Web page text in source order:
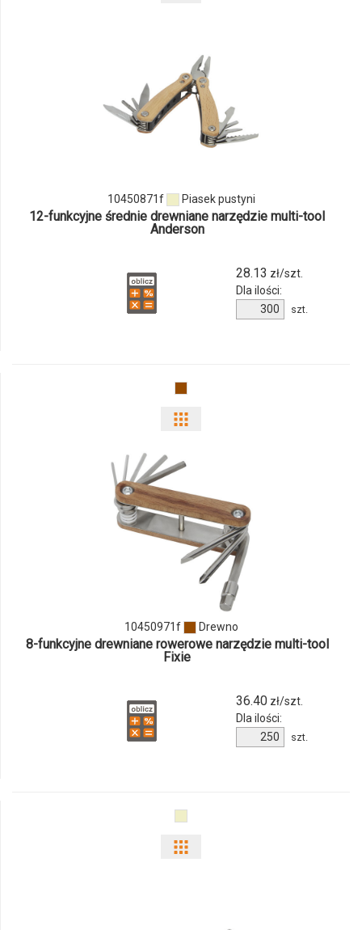
ilości
produktu
10450871f
10450871f Piasek pustyni
12-funkcyjne średnie drewniane narzędzie multi-tool
Anderson
28.13 zł/szt.
Dla ilości:
produktu
szt.
ilości
produktu
10450971f
10450971f Drewno
8-funkcyjne drewniane rowerowe narzędzie multi-tool
Fixie
36.40zł/szt.
Dla ilości:
produktu
szt.